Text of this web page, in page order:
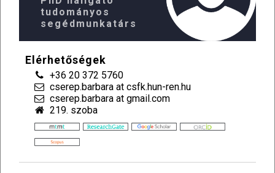
tudományos
segédmunkatárs
Elérhetőségek
+36 20 372 5760
cserep.barbara at csfk.hun-ren.hu
cserep.barbara at gmail.com
219. szoba